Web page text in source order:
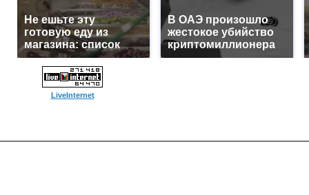
Не ешьте эту
готовую еду из
магазина: список
В ОАЭ произошло
жестокое убийство
криптомиллионера
LiveInternet